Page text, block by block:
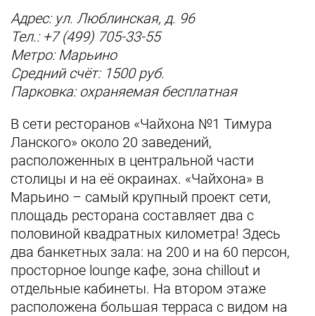
Адрес: ул. Люблинская, д. 96
Тел.: +7 (499) 705-33-55
Метро: Марьино
Средний счёт: 1500 руб.
Парковка: охраняемая бесплатная
В сети ресторанов «Чайхона №1 Тимура
Ланского» около 20 заведений,
расположенных в центральной части
столицы и на её окраинах. «Чайхона» в
Марьино – самый крупный проект сети,
площадь ресторана составляет два с
половиной квадратных километра! Здесь
два банкетных зала: на 200 и на 60 персон,
просторное lounge кафе, зона chillout и
отдельные кабинеты. На втором этаже
расположена большая терраса с видом на